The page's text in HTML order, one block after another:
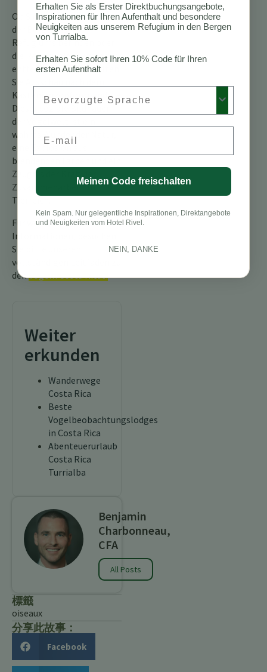
Ob Sie sich nun inmitten
der Berge unseres
Refugiums befinden oder
die Regenwälder weiter
entfernt erkunden, halten
Sie Ausschau nach dem
Kastanienkopforopendola.
Dieser soziale Bildhauer
der Vogelwelt ist ein
wahres Wunder der Natur,
eine Explosion aus
blendenden Farben und ein
Zeugnis der Kraft der
Zusammenarbeit im
Tierreich.
Für weitere
Informationen, besuchen
Sie bitte unseren
vollständigen Leitfaden zu
denVögeln Costa Ricas.
Weiter
erkunden
Wanderwege
Costa Rica
Beste
Vogelbeobachtungslodges
in Costa Rica
Abenteuerurlaub
Costa Rica
Turrialba
Benjamin
Charbonneau,
CFA
All Posts
標籤
oiseaux
分享此故事：
Facebook
Erhalten Sie als Erster Direktbuchungsangebote,
Inspirationen für Ihren Aufenthalt und besondere
Neuigkeiten aus unserem Refugium in den Bergen
von Turrialba.
Erhalten Sie sofort Ihren 10% Code für Ihren
ersten Aufenthalt
Meinen Code freischalten
Kein Spam. Nur gelegentliche Inspirationen, Direktangebote
und Neuigkeiten vom Hotel Rivel.
NEIN, DANKE